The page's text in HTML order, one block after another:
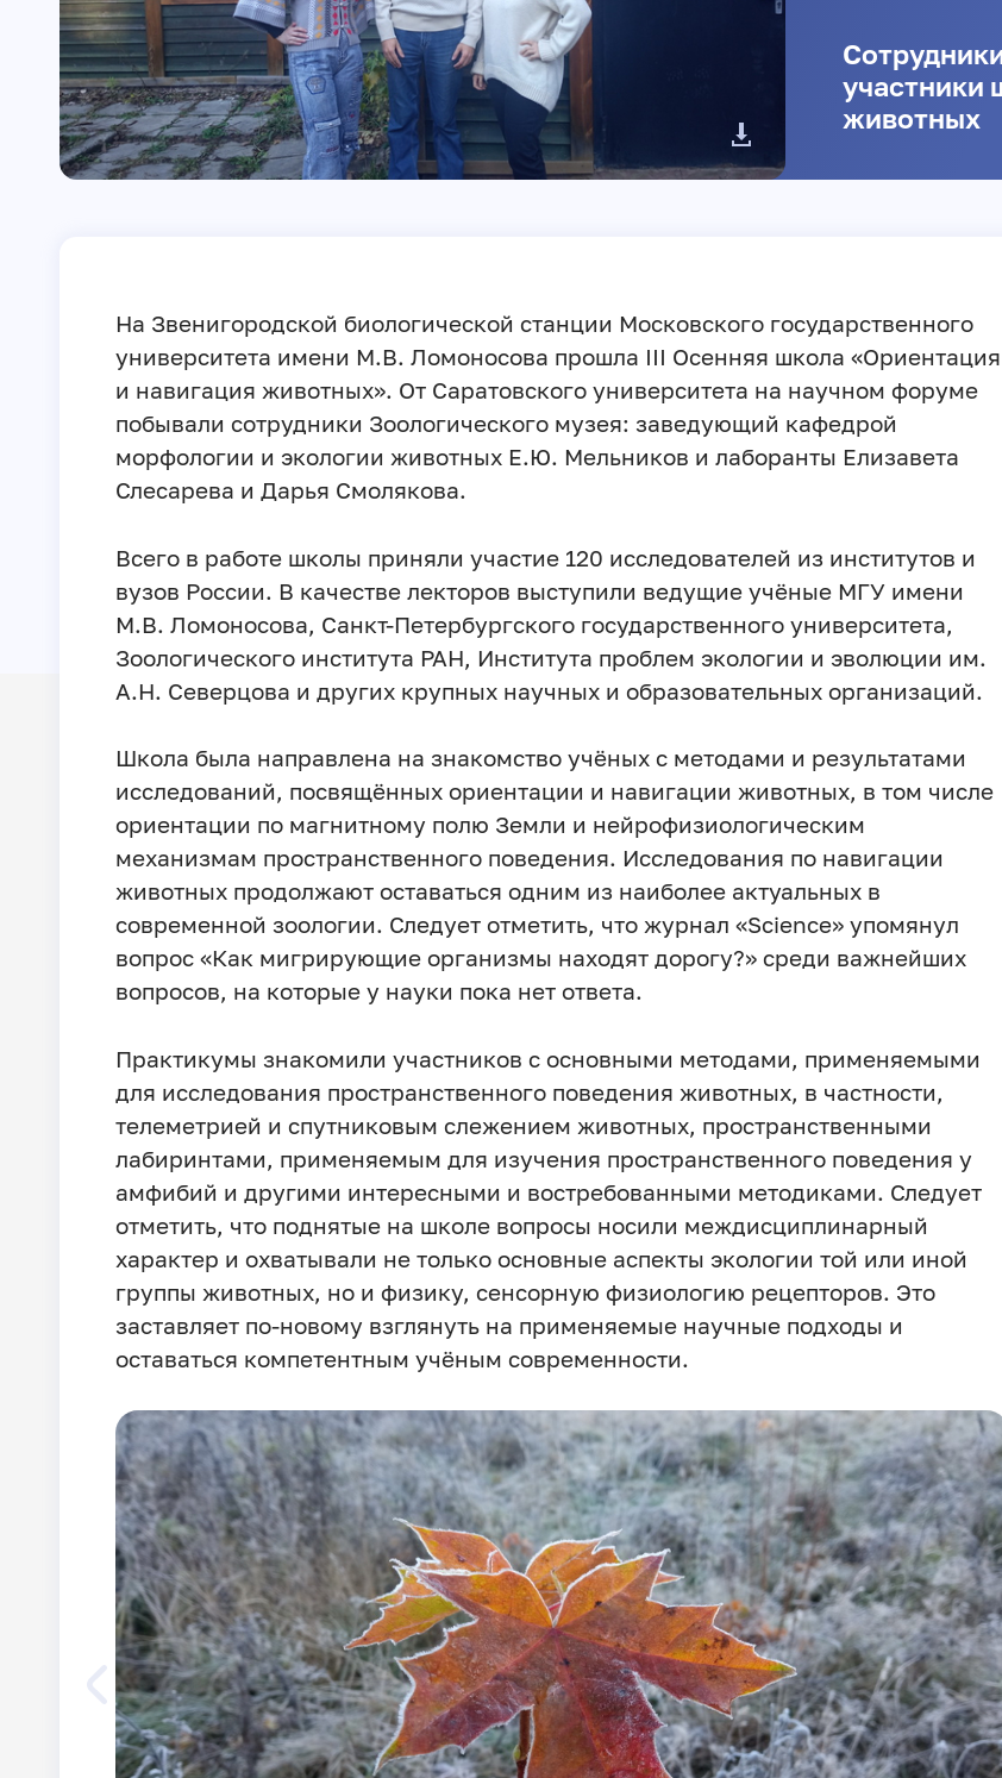
участники
животных
На Звенигородской биологической станции Московского государственного
университета имени М.В. Ломоносова прошла III Осенняя школа «Ориентация
и навигация животных». От Саратовского университета на научном форуме
побывали сотрудники Зоологического музея: заведующий кафедрой
морфологии и экологии животных Е.Ю. Мельников и лаборанты Елизавета
Слесарева и Дарья Смолякова.
Всего в работе школы приняли участие 120 исследователей из институтов и
вузов России. В качестве лекторов выступили ведущие учёные МГУ имени
М.В. Ломоносова, Санкт-Петербургского государственного университета,
Зоологического института РАН, Института проблем экологии и эволюции им.
А.Н. Северцова и других крупных научных и образовательных организаций.
Школа была направлена на знакомство учёных с методами и результатами
исследований, посвящённых ориентации и навигации животных, в том числе
ориентации по магнитному полю Земли и нейрофизиологическим
механизмам пространственного поведения. Исследования по навигации
животных продолжают оставаться одним из наиболее актуальных в
современной зоологии. Следует отметить, что журнал «Science» упомянул
вопрос «Как мигрирующие организмы находят дорогу?» среди важнейших
вопросов, на которые у науки пока нет ответа.
Практикумы знакомили участников с основными методами, применяемыми
для исследования пространственного поведения животных, в частности,
телеметрией и спутниковым слежением животных, пространственными
лабиринтами, применяемым для изучения пространственного поведения у
амфибий и другими интересными и востребованными методиками. Следует
отметить, что поднятые на школе вопросы носили междисциплинарный
характер и охватывали не только основные аспекты экологии той или иной
группы животных, но и физику, сенсорную физиологию рецепторов. Это
заставляет по-новому взглянуть на применяемые научные подходы и
оставаться компетентным учёным современности.